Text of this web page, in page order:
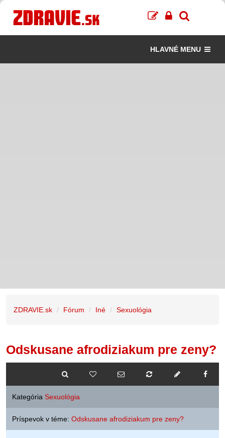
HLAVNÉ MENU
ZDRAVIE.sk Fórum Iné Sexuológia
Odskusane afrodiziakum pre zeny?
Kategória Sexuológia
Príspevok v téme: Odskusane afrodiziakum pre zeny?